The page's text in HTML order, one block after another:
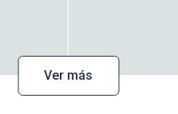
Ver más